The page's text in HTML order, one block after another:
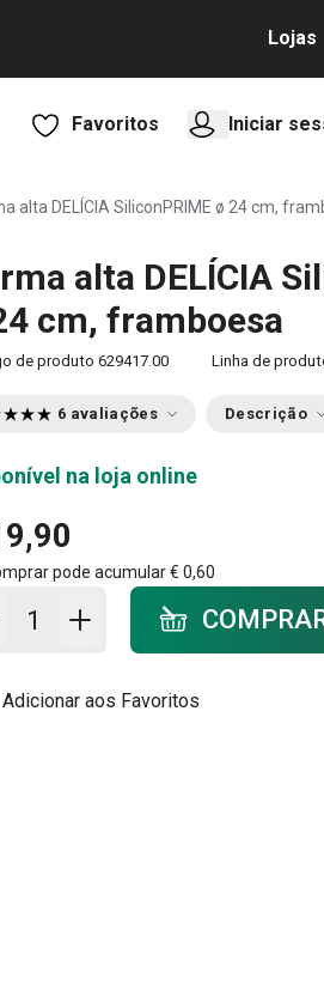
Lojas
Favoritos Iniciar
alta DELÍCIA SiliconPRIME ø 24 cm,
alta DELÍCIA
cm, framboesa
de produto 629417.00 Linha de
6 avaliações Descrição
na loja online
pode acumular€ 0,60
Adicionar ao carrinho - quantidade
Adicionar aos Favoritos